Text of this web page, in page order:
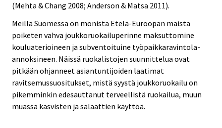
(Mehta & Chang 2008; Anderson & Matsa 2011).
Meillä Suomessa on monista Etelä-Euroopan maista
poiketen vahva joukkoruokailuperinne maksuttomine
kouluaterioineen ja subventoituine työpaikkaravintola-
annoksineen. Näissä ruokalistojen suunnittelua ovat
pitkään ohjanneet asiantuntijoiden laatimat
ravitsemussuositukset, mistä syystä joukkoruokailu on
pikemminkin edesauttanut terveellistä ruokailua, muun
muassa kasvisten ja salaattien käyttöä.